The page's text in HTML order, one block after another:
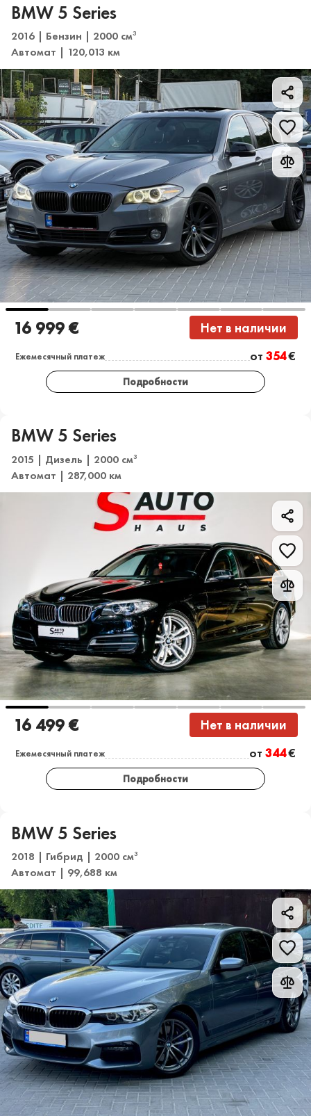
BMW 5 Series
2016 | Бензин | 2000 см3
Автомат | 120,013 км
16 999 € Нет в наличии
Ежемесячный платеж от 354€
Подробности
BMW 5 Series
2015 | Дизель | 2000 см3
Автомат | 287,000 км
16 499 € Нет в наличии
Ежемесячный платеж от 344€
Подробности
BMW 5 Series
2018 | Гибрид | 2000 см3
Автомат | 99,688 км